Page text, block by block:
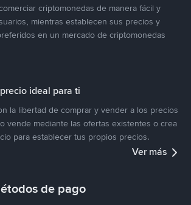
criptomonedas de manera fácil y
mientras establecen sus precios y
en un mercado de criptomonedas
ideal para ti
la libertad de comprar y vender a los precios
vende mediante las ofertas existentes o crea
para establecer tus propios precios.
Ver más
de pago